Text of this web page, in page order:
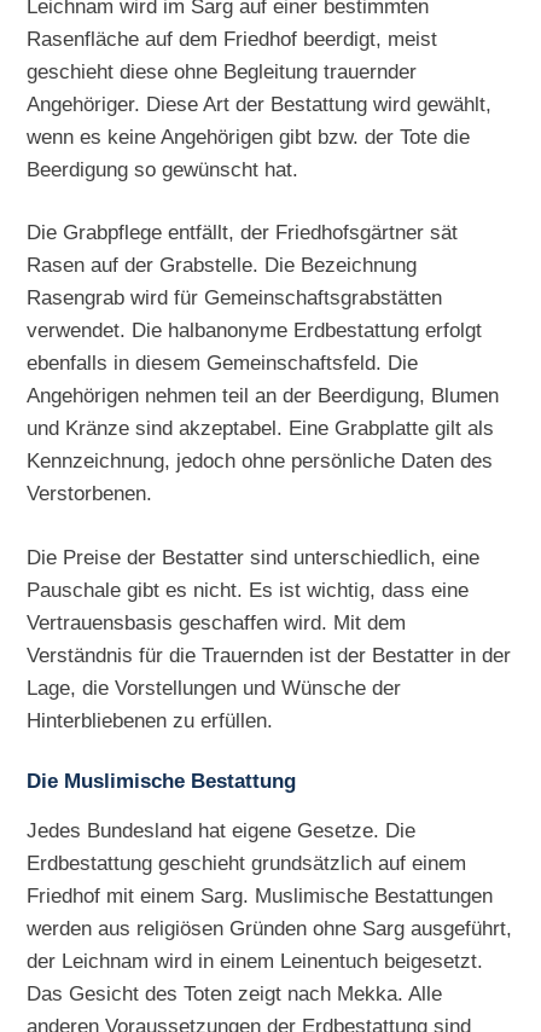
Leichnam wird im Sarg auf einer bestimmten
Rasenfläche auf dem Friedhof beerdigt, meist
geschieht diese ohne Begleitung trauernder
Angehöriger. Diese Art der Bestattung wird gewählt,
wenn es keine Angehörigen gibt bzw. der Tote die
Beerdigung so gewünscht hat.
Die Grabpflege entfällt, der Friedhofsgärtner sät
Rasen auf der Grabstelle. Die Bezeichnung
Rasengrab wird für Gemeinschaftsgrabstätten
verwendet. Die halbanonyme Erdbestattung erfolgt
ebenfalls in diesem Gemeinschaftsfeld. Die
Angehörigen nehmen teil an der Beerdigung, Blumen
und Kränze sind akzeptabel. Eine Grabplatte gilt als
Kennzeichnung, jedoch ohne persönliche Daten des
Verstorbenen.
Die Preise der Bestatter sind unterschiedlich, eine
Pauschale gibt es nicht. Es ist wichtig, dass eine
Vertrauensbasis geschaffen wird. Mit dem
Verständnis für die Trauernden ist der Bestatter in der
Lage, die Vorstellungen und Wünsche der
Hinterbliebenen zu erfüllen.
Die Muslimische Bestattung
Jedes Bundesland hat eigene Gesetze. Die
Erdbestattung geschieht grundsätzlich auf einem
Friedhof mit einem Sarg. Muslimische Bestattungen
werden aus religiösen Gründen ohne Sarg ausgeführt,
der Leichnam wird in einem Leinentuch beigesetzt.
Das Gesicht des Toten zeigt nach Mekka. Alle
anderen Voraussetzungen der Erdbestattung sind